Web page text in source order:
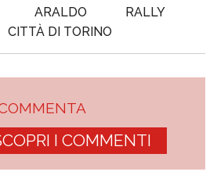
ARALDO
RALLY
CITTÀ DI TORINO
I COMMENTI